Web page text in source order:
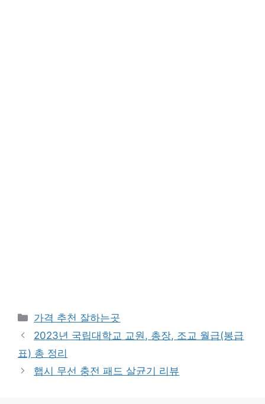
카
테
리
가격 추천 잘하는곳
2023년 국립대학교 교원, 총장, 조교 월급(봉급
표) 총 정리
햅시 무선 충전 패드 살균기 리뷰